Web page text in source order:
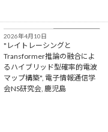
2026年4月10日
"レイトレーシングと
Transformer推論の融合によ
るハイブリッド型確率的電波
マップ構築", 電子情報通信学
会NS研究会, 鹿児島